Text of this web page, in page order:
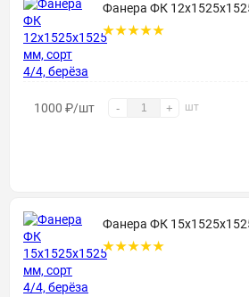
Фанера ФК
1000 ₽/шт - + шт
Фанера ФК